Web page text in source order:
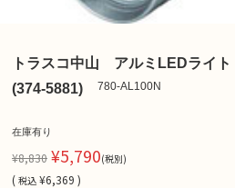
トラスコ中山 アルミLEDライ
(374-5881)
780-AL100N
在庫有り
¥8,830 ¥5,790(税別)
( 税込 ¥6,369 )